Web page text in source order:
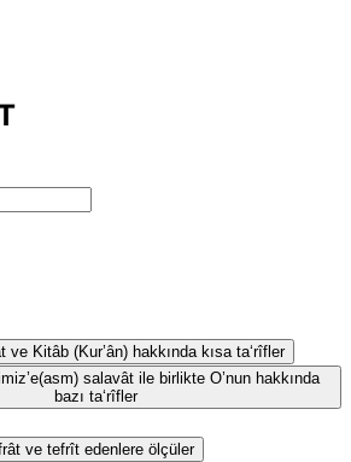
Kitâb (Kur’ân) hakkında kısa ta‘rîfler
salavât ile birlikte O’nun hakkında
bazı ta‘rîfler
ve tefrît edenlere ölçüler